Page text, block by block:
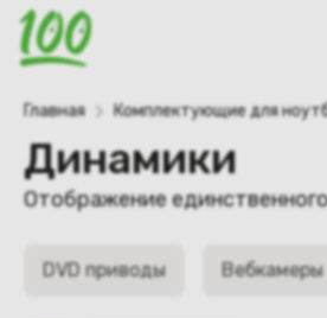
Главная Комплектующие для
Динамики
Отображение
DVD приводы Вебкамеры